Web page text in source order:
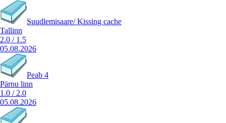
Suudlemisaare/ Kissing cache
Tallinn
2.0 / 1.5
05.08.2026
Peab 4
Pärnu linn
1.0 / 2.0
05.08.2026